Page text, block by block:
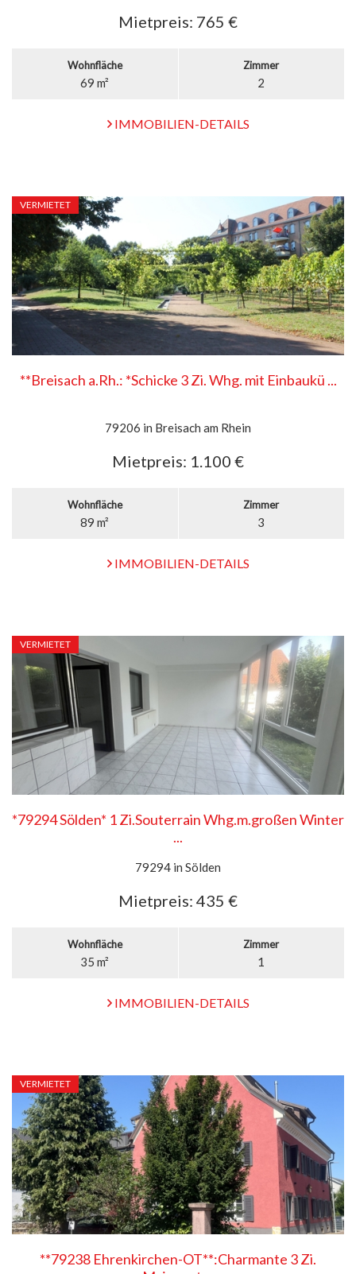
Mietpreis: 765 €
Wohnfläche
69 m²
Zimmer
2
IMMOBILIEN-DETAILS
VERMIETET
**Breisach a.Rh.: *Schicke 3 Zi. Whg. mit Einbaukü ...
79206 in Breisach am Rhein
Mietpreis: 1.100 €
Wohnfläche
89 m²
Zimmer
3
IMMOBILIEN-DETAILS
VERMIETET
*79294 Sölden* 1 Zi.Souterrain Whg.m.großen Winter
...
79294 in Sölden
Mietpreis: 435 €
Wohnfläche
35 m²
Zimmer
1
IMMOBILIEN-DETAILS
VERMIETET
**79238 Ehrenkirchen-OT**:Charmante 3 Zi.